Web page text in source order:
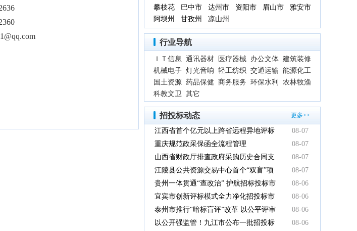
攀枝花
巴中市 达州市 资阳市 眉山市
雅安市
阿坝州
甘孜州 凉山州
行业导航
ＩＴ信息 通讯器材 医疗器械 办公文体 建筑装修
机械电子 灯光音响 轻工纺织 交通运输 能源化工
国土资源 药品保健 商务服务 环保水利
农林牧渔
科教文卫 其它
招投标动态 更多>>
江西省首个亿元以上跨省远程异地评标
项目在鹰潭市完成
08-07
重庆规范政采保函全流程管理
08-07
山西省财政厅排查政府采购历史合同支
付情况
08-07
江陵县公共资源交易中心首个“双盲”项
目顺利完成
08-07
贵州一体贯通“查改治” 护航招标投标市
场规范健康发展
08-06
宜宾市创新评标模式全力净化招投标市
场环境
08-06
泰州市推行“暗标盲评”改革 以公平评审
推动政府采购提质增效
08-06
以公开强监管！九江市公布一批招投标
08-06